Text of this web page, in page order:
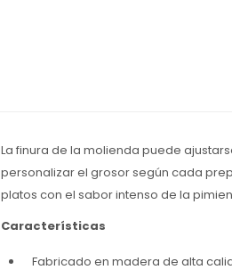
La finura de la molienda puede
personalizar el grosor según cada
platos con el sabor intenso de la
Características
Fabricado en madera de alta